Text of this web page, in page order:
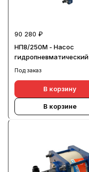
90 280 ₽
НП8/250М - Насос
гидропневматический
Под заказ
В корзину
В корзине